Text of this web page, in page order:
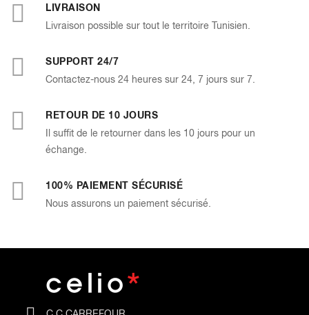
LIVRAISON
Livraison possible sur tout le territoire Tunisien.
SUPPORT 24/7
Contactez-nous 24 heures sur 24, 7 jours sur 7.
RETOUR DE 10 JOURS
Il suffit de le retourner dans les 10 jours pour un
échange.
100% PAIEMENT SÉCURISÉ
Nous assurons un paiement sécurisé.